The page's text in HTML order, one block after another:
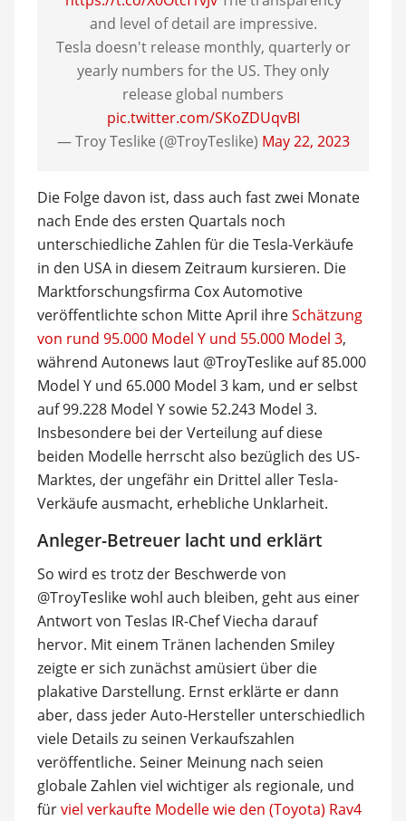
and level of detail are impressive.
Tesla doesn't release monthly, quarterly or
yearly numbers for the US. They only
release global numbers
pic.twitter.com/SKoZDUqvBI
— Troy Teslike (@TroyTeslike) May 22, 2023
Die Folge davon ist, dass auch fast zwei Monate
nach Ende des ersten Quartals noch
unterschiedliche Zahlen für die Tesla-Verkäufe
in den USA in diesem Zeitraum kursieren. Die
Marktforschungsfirma Cox Automotive
veröffentlichte schon Mitte April ihreSchätzung
von rund 95.000 Model Y und 55.000 Model 3,
während Autonews laut @TroyTeslike auf 85.000
Model Y und 65.000 Model 3 kam, und er selbst
auf 99.228 Model Y sowie 52.243 Model 3.
Insbesondere bei der Verteilung auf diese
beiden Modelle herrscht also bezüglich des US-
Marktes, der ungefähr ein Drittel aller Tesla-
Verkäufe ausmacht, erhebliche Unklarheit.
Anleger-Betreuer lacht und erklärt
So wird es trotz der Beschwerde von
@TroyTeslike wohl auch bleiben, geht aus einer
Antwort von Teslas IR-Chef Viecha darauf
hervor. Mit einem Tränen lachenden Smiley
zeigte er sich zunächst amüsiert über die
plakative Darstellung. Ernst erklärte er dann
aber, dass jeder Auto-Hersteller unterschiedlich
viele Details zu seinen Verkaufszahlen
veröffentliche. Seiner Meinung nach seien
globale Zahlen viel wichtiger als regionale, und
fürviel verkaufte Modelle wie den (Toyota) Rav4